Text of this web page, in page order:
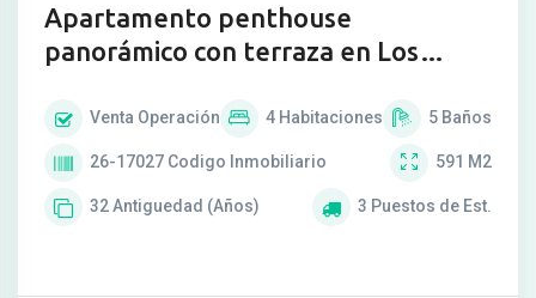
Apartamento penthouse
panorámico con terraza en Los
Venta Operación 4 Habitaciones 5 Baños
26-17027 Codigo Inmobiliario 591 M2
32Antiguedad (Años) 3 Puestos de Est.